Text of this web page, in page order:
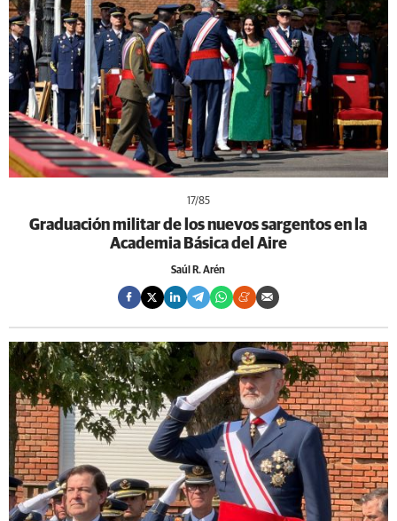
17/85
Graduación militar de los nuevos sargentos en la
Academia Básica del Aire
Saúl R. Arén